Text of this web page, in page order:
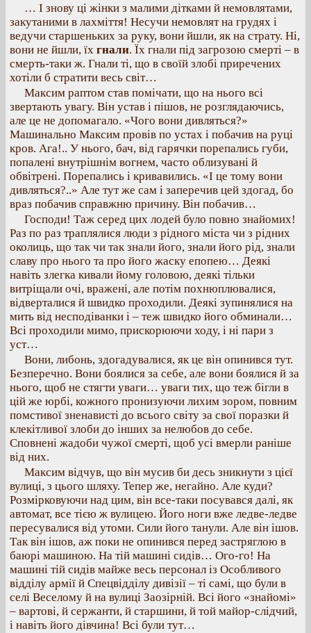
… І знову ці жінки з малими дітками й немовлятами,
закутаними в лахміття! Несучи немовлят на грудях і
ведучи старшеньких за руку, вони йшли, як на страту. Ні,
вони не йшли, їх гнали. Їх гнали під загрозою смерті – в
смерть-таки ж. Гнали ті, що в своїй злобі приречених
хотіли б стратити весь світ…
Максим раптом став помічати, що на нього всі
звертають увагу. Він устав і пішов, не розглядаючись,
але це не допомагало. «Чого вони дивляться?»
Машинально Максим провів по устах і побачив на руці
кров. Ага!.. У нього, бач, від гарячки порепались губи,
попалені внутрішнім вогнем, часто облизувані й
обвітрені. Порепались і кривавились. «І це тому вони
дивляться?..» Але тут же сам і заперечив цей здогад, бо
враз побачив справжню причину. Він побачив…
Господи! Таж серед цих лодей було повно знайомих!
Раз по раз траплялися люди з рідного міста чи з рідних
околиць, що так чи так знали його, знали його рід, знали
славу про нього та про його жаску епопею… Деякі
навіть злегка кивали йому головою, деякі тільки
витріщали очі, вражені, але потім похнюплювалися,
відверталися й швидко проходили. Деякі зупинялися на
мить від несподіванки і – теж швидко його обминали…
Всі проходили мимо, прискорюючи ходу, і ні пари з
уст…
Вони, либонь, здогадувалися, як це він опинився тут.
Безперечно. Вони боялися за себе, але вони боялися й за
нього, щоб не стягти уваги… уваги тих, що теж бігли в
цій же юрбі, кожного пронизуючи лихим зором, повним
помстивої зненависті до всього світу за свої поразки й
клекітливої злоби до інших за нелюбов до себе.
Сповнені жадоби чужої смерті, щоб усі вмерли раніше
від них.
Максим відчув, що він мусив би десь зникнути з цієї
вулиці, з цього шляху. Тепер же, негайно. Але куди?
Розмірковуючи над цим, він все-таки посувався далі, як
автомат, все тією ж вулицею. Його ноги вже ледве-ледве
пересувалися від утоми. Сили його танули. Але він ішов.
Так він ішов, аж поки не опинився перед застряглою в
баюрі машиною. На тій машині сидів… Ого-го! На
машині тій сидів майже весь персонал із Особливого
відділу армії й Спецвідділу дивізії – ті самі, що були в
селі Веселому й на вулиці Заозірній. Всі його «знайомі»
– вартові, й сержанти, й старшини, й той майор-слідчий,
і навіть його дівчина! Всі були тут…